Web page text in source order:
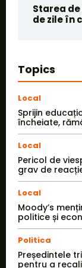
Starea
de zile în
Topics
Local
Sprijin
încheiate,
Local
Pericol de
grav de
Local
Moody’s
politice și
Politica
Președintele
pentru a